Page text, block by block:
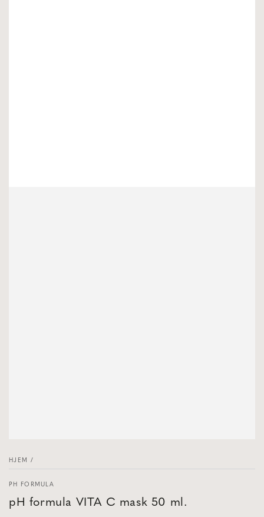
HJEM /
PH FORMULA
pH formula VITA C mask 50 ml.